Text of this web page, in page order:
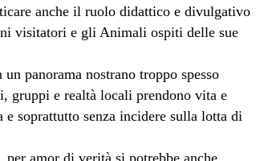
anche il ruolo didattico e divulgativo
visitatori e gli Animali ospiti delle sue
panorama nostrano troppo spesso
gruppi e realtà locali prendono vita e
soprattutto senza incidere sulla lotta di